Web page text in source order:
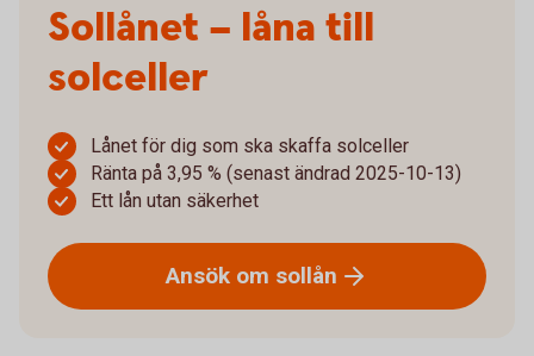
Sollånet – låna till
solceller
Lånet för dig som ska skaffa solceller
Ränta på 3,95 % (senast ändrad 2025-10-13)
Ett lån utan säkerhet
Ansök om sollån